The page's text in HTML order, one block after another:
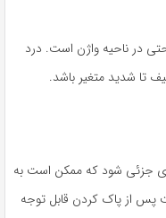
در ناحیه واژن است. درد
تا شدید متغیر باشد.
جزئی شود که ممکن است به
پس از پاک کردن قابل توجه